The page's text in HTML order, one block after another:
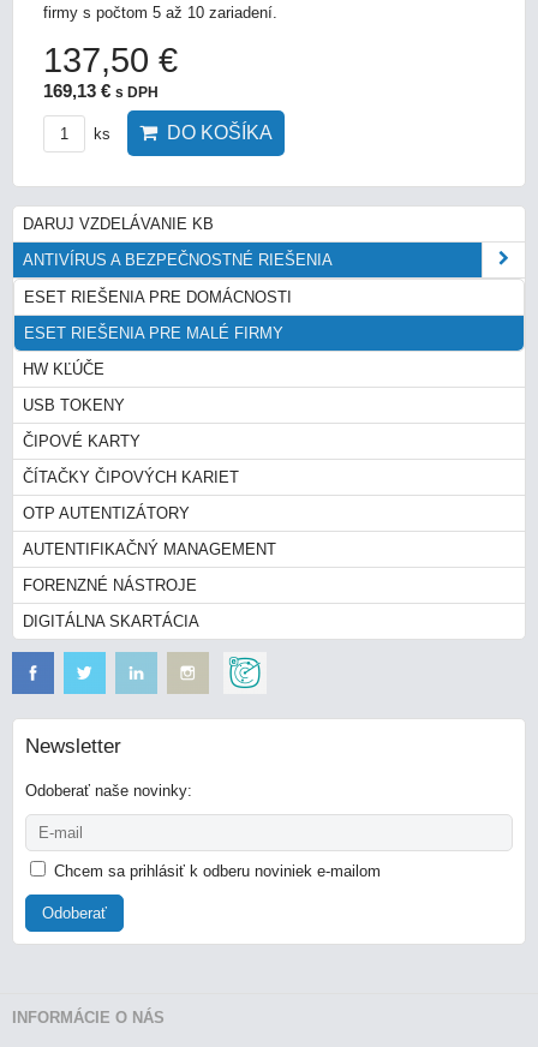
firmy s počtom 5 až 10 zariadení.
137,50 €
169,13 € s DPH
ks DO KOŠÍKA
DARUJ VZDELÁVANIE KB
ANTIVÍRUS A BEZPEČNOSTNÉ RIEŠENIA
ESET RIEŠENIA PRE DOMÁCNOSTI
ESET RIEŠENIA PRE MALÉ FIRMY
HW KĽÚČE
USB TOKENY
ČIPOVÉ KARTY
ČÍTAČKY ČIPOVÝCH KARIET
OTP AUTENTIZÁTORY
AUTENTIFIKAČNÝ MANAGEMENT
FORENZNÉ NÁSTROJE
DIGITÁLNA SKARTÁCIA
Newsletter
Odoberať naše novinky:
Chcem sa prihlásiť k odberu noviniek e-mailom
Odoberať
INFORMÁCIE O NÁS